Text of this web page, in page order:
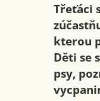
Třeťáci
kterou
Děti se
psy,